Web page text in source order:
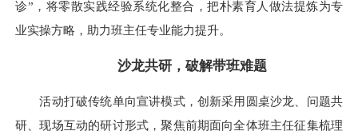
诊”，将零散实践经验系统化整合，把朴素育人做法提炼为专
业实操方略，助力班主任专业能力提升。
沙龙共研，破解带班难题
活动打破传统单向宣讲模式，创新采用圆桌沙龙、问题共
研、现场互动的研讨形式，聚焦前期面向全体班主任征集梳理